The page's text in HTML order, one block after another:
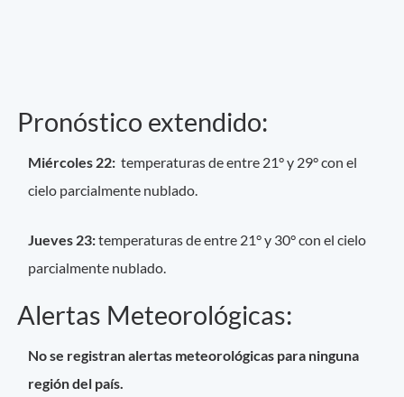
Pronóstico extendido:
Miércoles 22: temperaturas de entre 21° y 29° con el
cielo parcialmente nublado.
Jueves 23:temperaturas de entre 21° y 30° con el cielo
parcialmente nublado.
Alertas Meteorológicas:
No se registran alertas meteorológicas para ninguna
región del país.